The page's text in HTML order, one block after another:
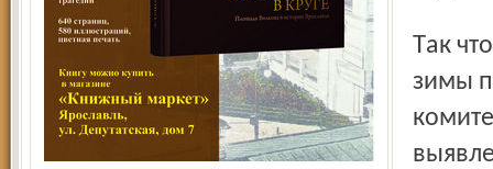
Так что в основном работа направлена на то, чтобы после
зимы